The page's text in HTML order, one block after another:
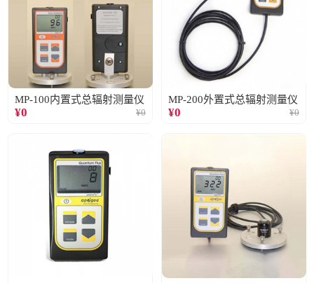
MP-100内置式总辐射测量仪
¥0 ¥0
MP-200外置式总辐射测量仪
¥0 ¥0